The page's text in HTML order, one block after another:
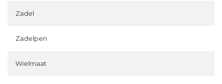
Zadel
Zadelpen
Wielmaat